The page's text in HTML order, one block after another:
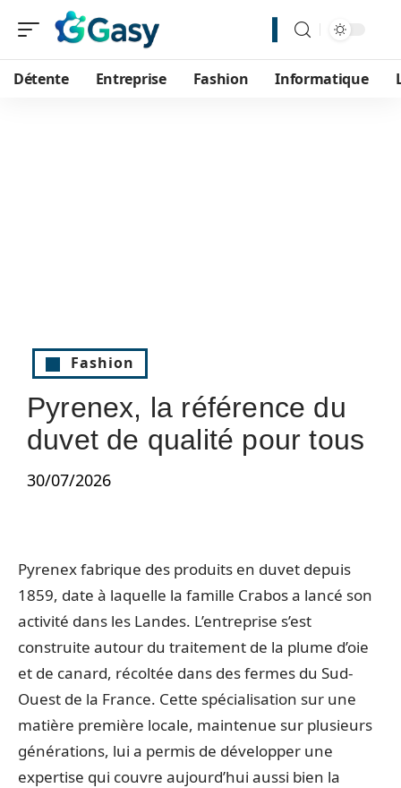
Détente Entreprise Fashion Informatique
Fashion
Pyrenex, la référence du
duvet de qualité pour tous
30/07/2026
Pyrenex fabrique des produits en duvet depuis
1859, date à laquelle la famille Crabos a lancé son
activité dans les Landes. L’entreprise s’est
construite autour du traitement de la plume d’oie
et de canard, récoltée dans des fermes du Sud-
Ouest de la France. Cette spécialisation sur une
matière première locale, maintenue sur plusieurs
générations, lui a permis de développer une
expertise qui couvre aujourd’hui aussi bien la